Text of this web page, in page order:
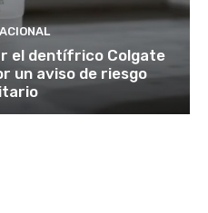
el dentífrico Colgate
un aviso de riesgo